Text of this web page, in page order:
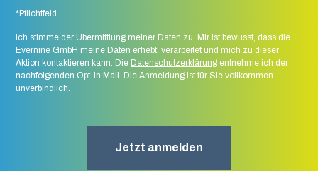
*Pflichtfeld
Ich stimme der Übermittlung meiner Daten zu. Mir ist bewusst, dass die
Evernine GmbH meine Daten erhebt, verarbeitet und mich zu dieser
Aktion kontaktieren kann. Die Datenschutzerklärung entnehme ich der
nachfolgenden Opt-In Mail. Die Anmeldung ist für Sie vollkommen
unverbindlich.